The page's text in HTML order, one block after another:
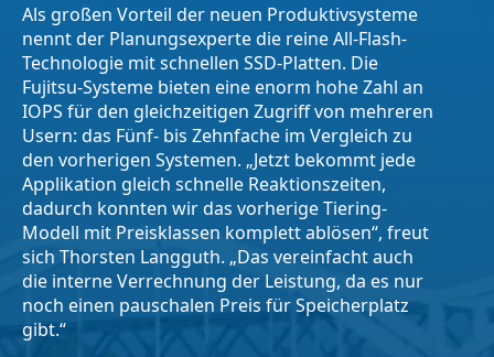
Als großen Vorteil der neuen Produktivsysteme
nennt der Planungsexperte die reine All-Flash-
Technologie mit schnellen SSD-Platten. Die
Fujitsu-Systeme bieten eine enorm hohe Zahl an
IOPS für den gleichzeitigen Zugriff von mehreren
Usern: das Fünf- bis Zehnfache im Vergleich zu
den vorherigen Systemen. „Jetzt bekommt jede
Applikation gleich schnelle Reaktionszeiten,
dadurch konnten wir das vorherige Tiering-
Modell mit Preisklassen komplett ablösen“, freut
sich Thorsten Langguth. „Das vereinfacht auch
die interne Verrechnung der Leistung, da es nur
noch einen pauschalen Preis für Speicherplatz
gibt.“